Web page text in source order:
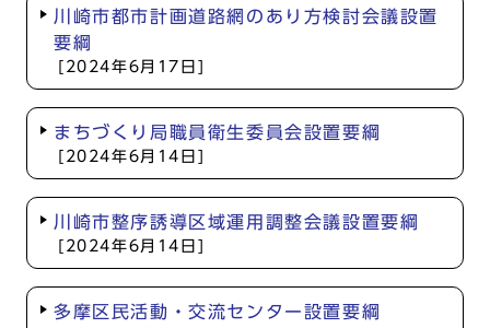
川崎市都市計画道路網のあり方検討会議設置
要綱
[2024年6月17日]
まちづくり局職員衛生委員会設置要綱
[2024年6月14日]
川崎市整序誘導区域運用調整会議設置要綱
[2024年6月14日]
多摩区民活動・交流センター設置要綱